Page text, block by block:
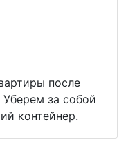
после
за собой
контейнер.